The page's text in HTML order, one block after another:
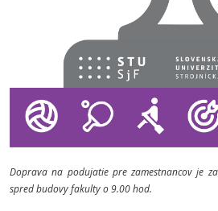
Doprava na podujatie pre zamestnancov je
spred budovy fakulty o 9.00 hod.